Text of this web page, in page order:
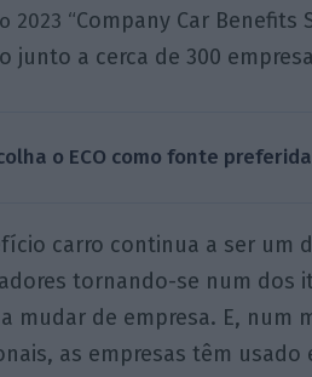
2023 “Company Car Benefits
junto a cerca de 300
o ECO como fonte
carro continua a ser um
tornando-se num dos
mudar de empresa. E, num
as empresas têm